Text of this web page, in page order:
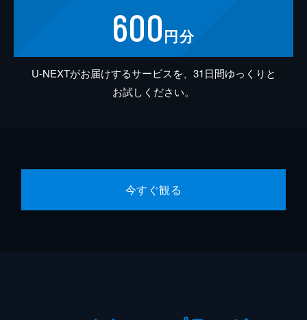
600円分
U-NEXTがお届けするサービスを、31日間ゆっくりと
お試しください。
今すぐ観る